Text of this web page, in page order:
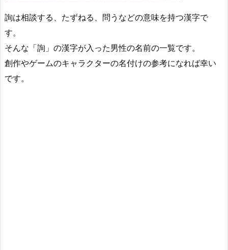
詢は相談する、たずねる、問うなどの意味を持つ漢字で
す。
そんな「詢」の漢字が入った男性の名前の一覧です。
創作やゲームのキャラクターの名付けの参考になれば幸い
です。